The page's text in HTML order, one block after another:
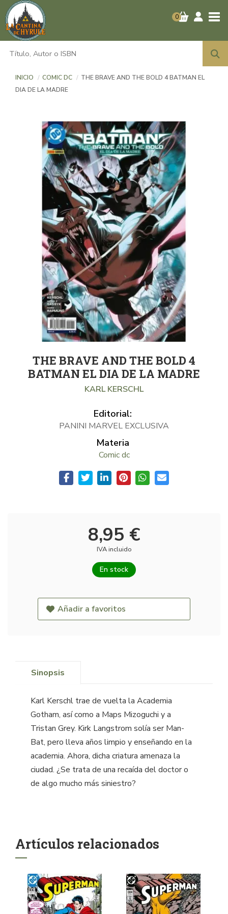
0
INICIO COMIC DC
THE BRAVE AND THE BOLD 4 BATMAN EL
DIA DE LA MADRE
THE BRAVE AND THE BOLD 4
BATMAN EL DIA DE LA MADRE
KARL KERSCHL
Editorial:
PANINI MARVEL EXCLUSIVA
Materia
Comic dc
8,95 €
IVA incluido
En stock
Añadir a favoritos
Sinopsis
Karl Kerschl trae de vuelta la Academia
Gotham, así como a Maps Mizoguchi y a
Tristan Grey. Kirk Langstrom solía ser Man-
Bat, pero lleva años limpio y enseñando en la
academia. Ahora, dicha criatura amenaza la
ciudad. ¿Se trata de una recaída del doctor o
de algo mucho más siniestro?
Artículos relacionados